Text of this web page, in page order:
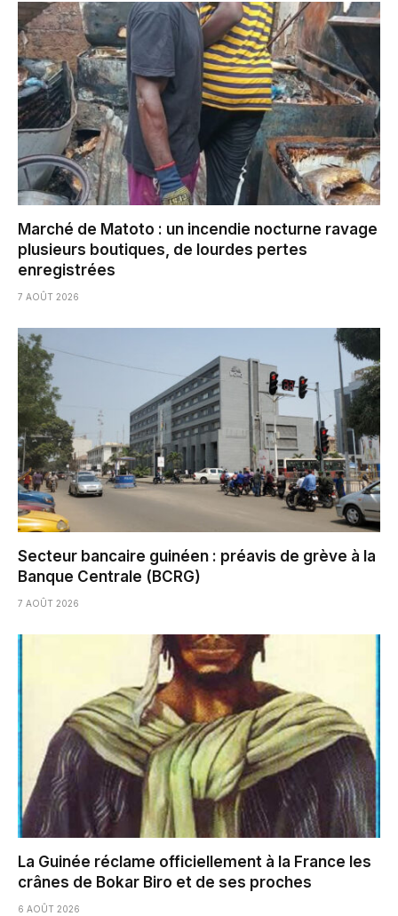
Marché de Matoto : un incendie nocturne ravage
plusieurs boutiques, de lourdes pertes
enregistrées
7 AOÛT 2026
Secteur bancaire guinéen : préavis de grève à la
Banque Centrale (BCRG)
7 AOÛT 2026
La Guinée réclame officiellement à la France les
crânes de Bokar Biro et de ses proches
6 AOÛT 2026